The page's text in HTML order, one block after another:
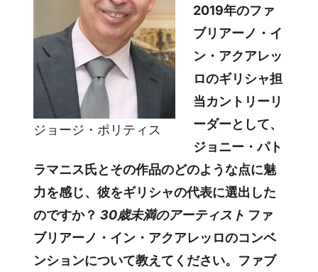
ジョージ・ポリティス
2019年のファ
ブリアーノ・イ
ン・アクアレッ
ロのギリシャ担
当カントリーリ
ーダーとして、
ジョニー・パト
ラマニス氏とその作品のどのような点に魅
力を感じ、彼をギリシャの代表に選出した
のですか？30歳未満のアーティスト ファ
ブリアーノ・イン・アクアレッロのコンベ
ンションについて教えてください。ファブ